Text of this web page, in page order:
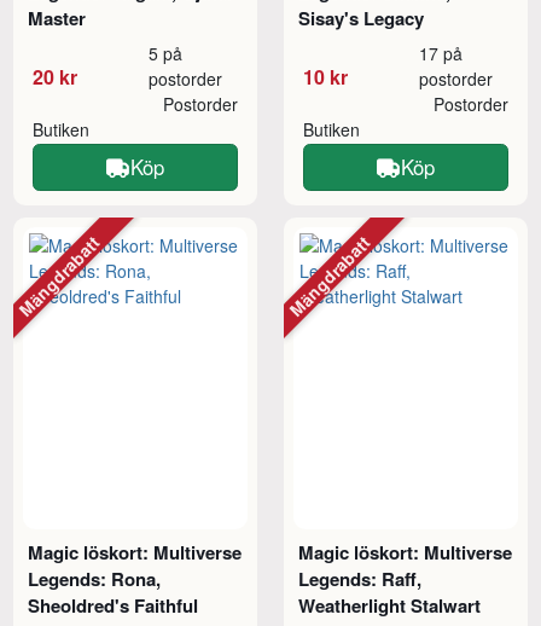
Master
20 kr
5 på
postorder
Butiken
Postorder
Köp
Sisay's Legacy
10 kr
17 på
postorder
Butiken
Postorder
Köp
Magic löskort: Multiverse
Legends: Rona,
Sheoldred's Faithful
Mängdrabatt
Magic löskort: Multiverse
Legends: Raff,
Weatherlight Stalwart
Mängdrabatt